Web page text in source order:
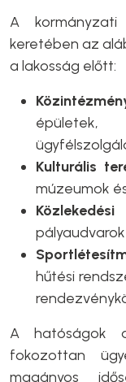
A kormányzati
keretében az
a lakosság előtt:
épületek,
Kulturális
múzeumok
hűtési
A hatóságok
fokozottan
magányos